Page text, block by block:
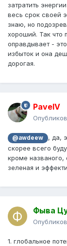
затратить
весь срок своей
знаю, но
хороший. Так что
оправдывает -
избыток и она
дорогая.
PavelV
@awdeew
, да,
скорее всего
кроме названого,
зеленая и
Фыва
1. глобальное